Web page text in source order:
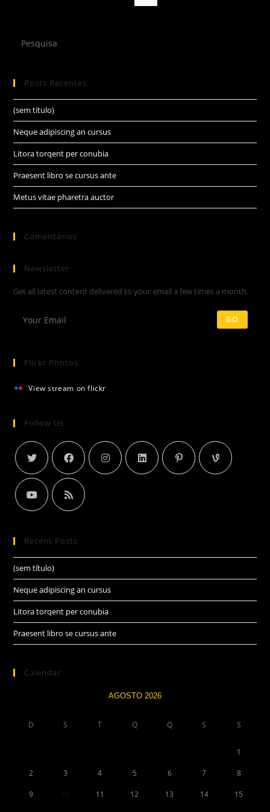
Search
Posts Recentes
(sem título)
Neque adipiscing an cursus
Litora torqent per conubia
Praesent libro se cursus ante
Metus vitae pharetra auctor
Comentários
Newsletter
Get all latest content delivered to your email a few times a month.
GO
Flickr Photos
View stream on flickr
Follow Us
Recent Posts
(sem título)
Neque adipiscing an cursus
Litora torqent per conubia
Praesent libro se cursus ante
Calendar
AGOSTO 2026
D S T Q Q S S
1
2 3 4 5 6 7 8
9 11 12 13 14 15